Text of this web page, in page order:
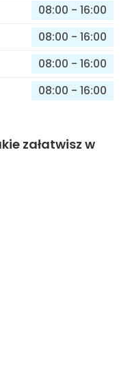
08:00 - 16:00
08:00 - 16:00
08:00 - 16:00
08:00 - 16:00
załatwisz w